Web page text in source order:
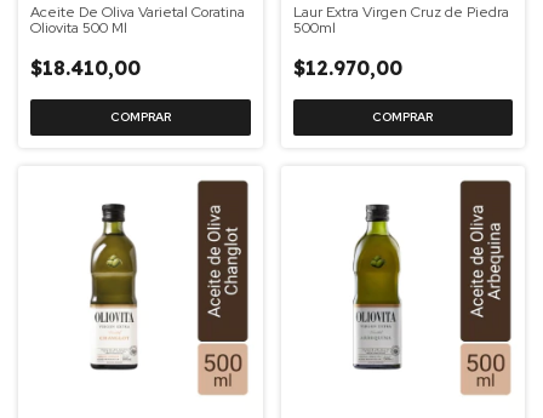
Aceite De Oliva Varietal Coratina
Oliovita 500 Ml
$18.410,00
Laur Extra Virgen Cruz de Piedra
500ml
$12.970,00